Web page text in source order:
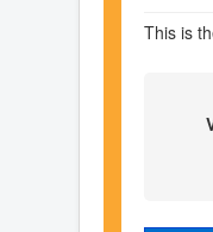
This is